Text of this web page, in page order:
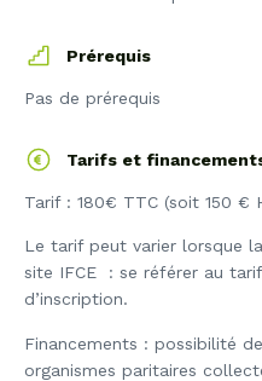
Prérequis
Pas de prérequis
Tarifs et
Tarif : 180€ TTC (soit 150 €
Le tarif peut varier lorsque
site IFCE : se référer au
d’inscription.
Financements : possibilité
organismes paritaires